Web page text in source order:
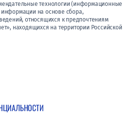
технологии (информационные
информации на основе сбора,
относящихся к предпочтениям
находящихся на территории Российской